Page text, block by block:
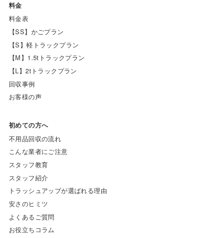
料金
料金表
【SS】かごプラン
【S】軽トラックプラン
【M】1.5tトラックプラン
【L】2tトラックプラン
回収事例
お客様の声
初めての方へ
不用品回収の流れ
こんな業者にご注意
スタッフ教育
スタッフ紹介
トラッシュアップが選ばれる理由
安さのヒミツ
よくあるご質問
お役立ちコラム